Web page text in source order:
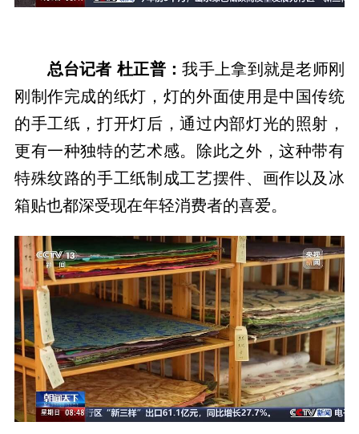
总台记者 杜正普：我手上拿到就是老师刚
刚制作完成的纸灯，灯的外面使用是中国传统
的手工纸，打开灯后，通过内部灯光的照射，
更有一种独特的艺术感。除此之外，这种带有
特殊纹路的手工纸制成工艺摆件、画作以及冰
箱贴也都深受现在年轻消费者的喜爱。